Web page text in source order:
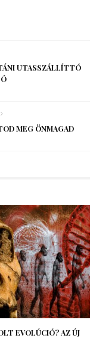
UTASSZÁLLÍTTÓ
MEG ÖNMAGAD
EVOLÚCIÓ? AZ ÚJ